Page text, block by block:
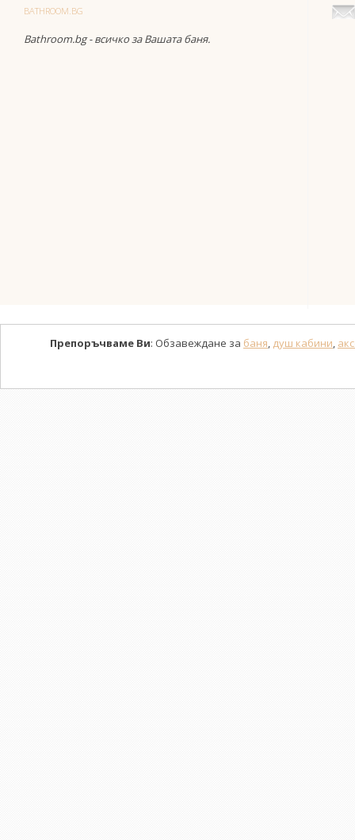
BATHROOM.BG
Bathroom.bg - всичко за Вашата баня.
Препоръчваме Ви: Обзавеждане за баня, душ кабини,